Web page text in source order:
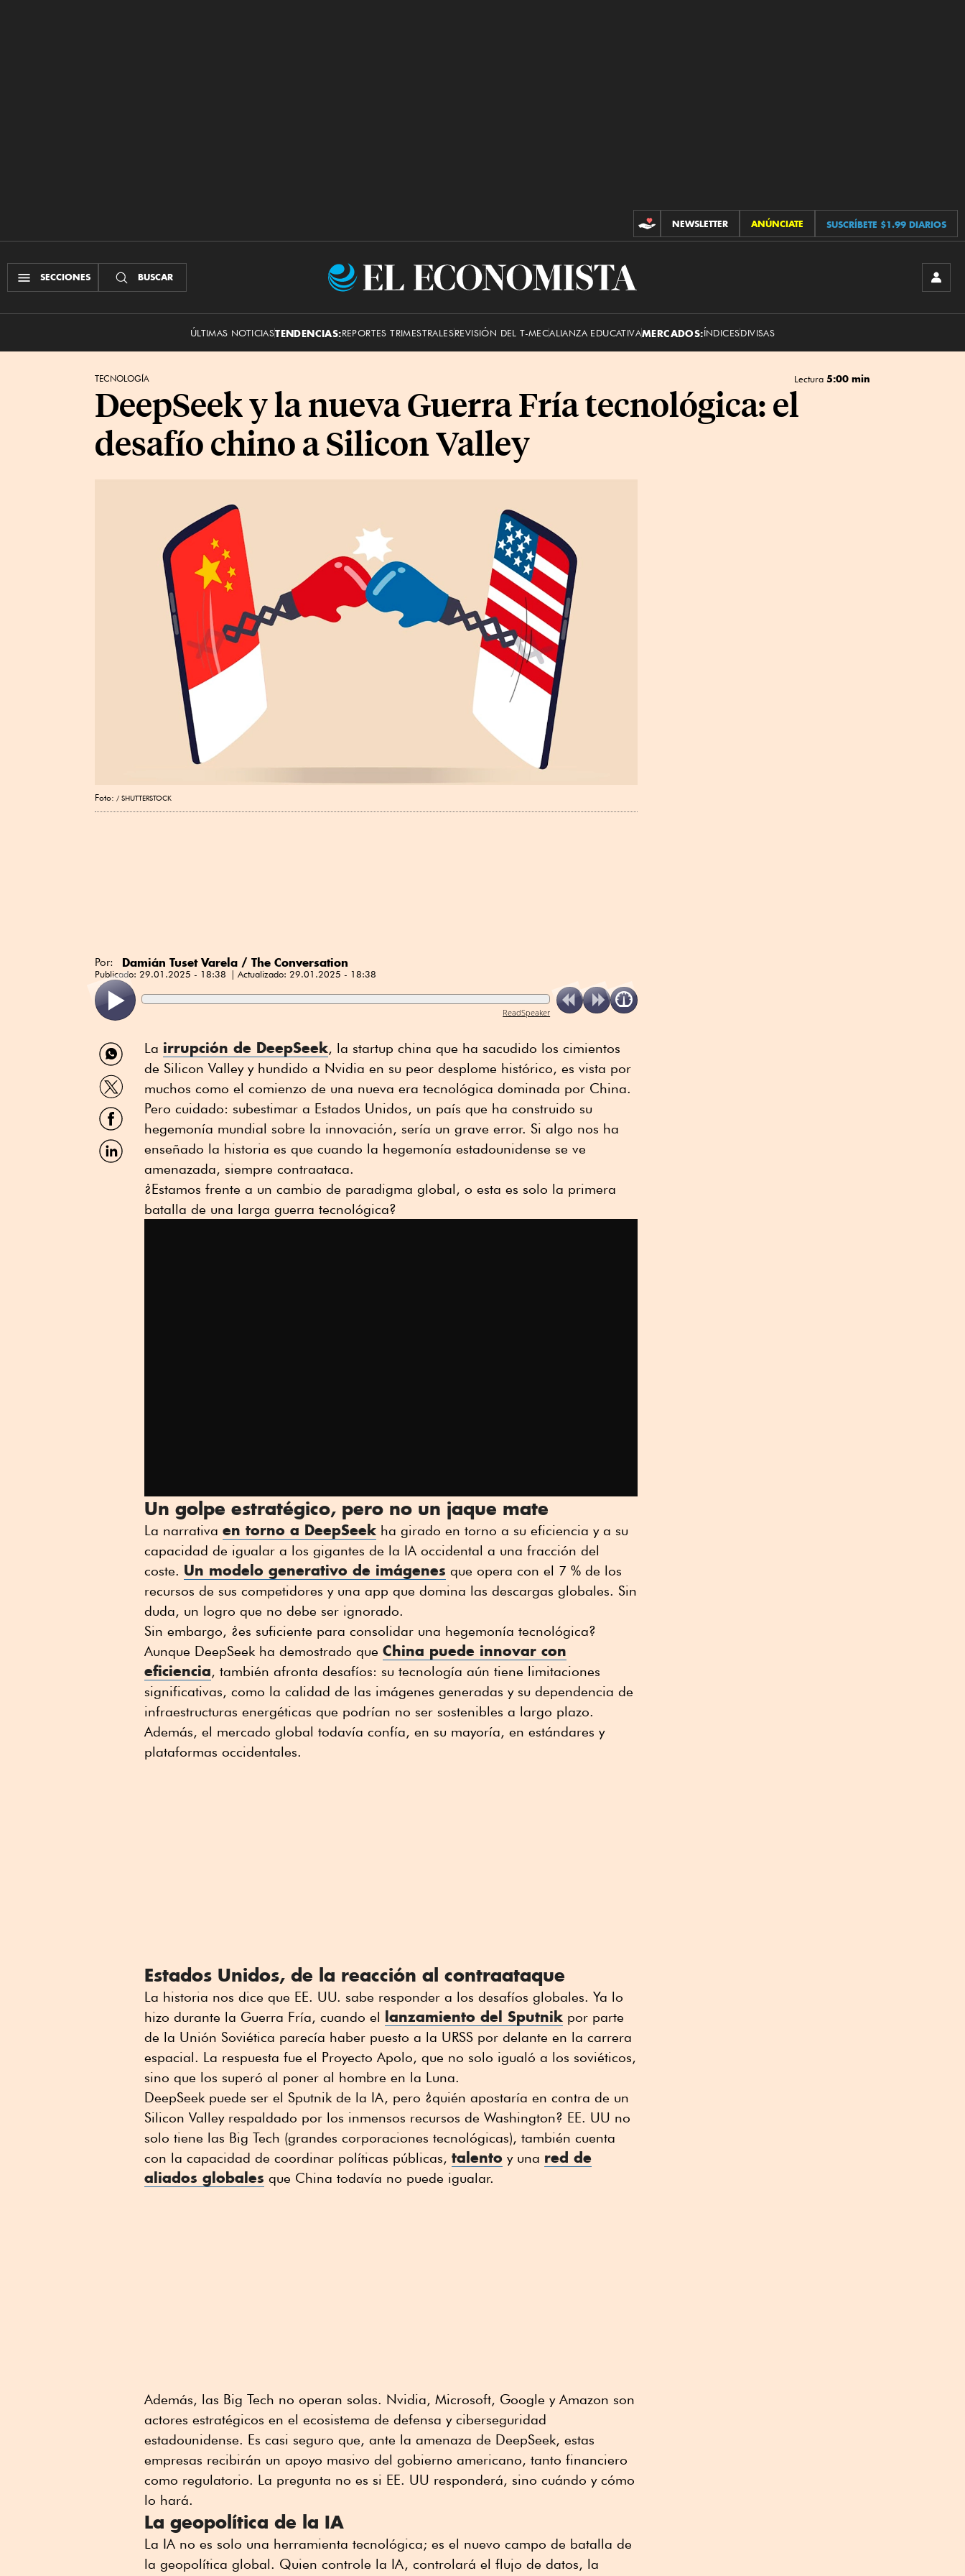
CONTRIBUCIONES
NEWSLETTER ANÚNCIATE SUSCRÍBETE $1.99 DIARIOS
SECCIONES BUSCAR
El
ÚLTIMAS NOTICIASTENDENCIAS:REPORTES TRIMESTRALESREVISIÓN DEL T-MECALIANZA EDUCATIVAMERCADOS:ÍNDICESDIVISAS
TECNOLOGÍA Lectura 5:00 min
DeepSeek y la nueva Guerra Fría tecnológica: el
desafío chino a Silicon Valley
Foto: SHUTTERSTOCK
Por: Damián Tuset Varela / The Conversation
Publicado: 29.01.2025 - 18:38 Actualizado: 29.01.2025 - 18:38
ReadSpeaker
Compartir
por
WhatsApp
Compartir
por
Twitter
Compartir
por
Facebook
Compartir
por
La irrupción de DeepSeek, la startup china que ha sacudido los cimientos
de Silicon Valley y hundido a Nvidia en su peor desplome histórico, es vista por
muchos como el comienzo de una nueva era tecnológica dominada por China.
Pero cuidado: subestimar a Estados Unidos, un país que ha construido su
hegemonía mundial sobre la innovación, sería un grave error. Si algo nos ha
enseñado la historia es que cuando la hegemonía estadounidense se ve
amenazada, siempre contraataca.
¿Estamos frente a un cambio de paradigma global, o esta es solo la primera
batalla de una larga guerra tecnológica?
Un golpe estratégico, pero no un jaque mate
La narrativa en torno a DeepSeek ha girado en torno a su eficiencia y a su
capacidad de igualar a los gigantes de la IA occidental a una fracción del
coste. Un modelo generativo de imágenes que opera con el 7 % de los
recursos de sus competidores y una app que domina las descargas globales. Sin
duda, un logro que no debe ser ignorado.
Sin embargo, ¿es suficiente para consolidar una hegemonía tecnológica?
Aunque DeepSeek ha demostrado que China puede innovar con
eficiencia, también afronta desafíos: su tecnología aún tiene limitaciones
significativas, como la calidad de las imágenes generadas y su dependencia de
infraestructuras energéticas que podrían no ser sostenibles a largo plazo.
Además, el mercado global todavía confía, en su mayoría, en estándares y
plataformas occidentales.
Estados Unidos, de la reacción al contraataque
La historia nos dice que EE. UU. sabe responder a los desafíos globales. Ya lo
hizo durante la Guerra Fría, cuando el
lanzamiento del Sputnik por parte
de la Unión Soviética parecía haber puesto a la URSS por delante en la carrera
espacial. La respuesta fue el Proyecto Apolo, que no solo igualó a los soviéticos,
sino que los superó al poner al hombre en la Luna.
DeepSeek puede ser el Sputnik de la IA, pero ¿quién apostaría en contra de un
Silicon Valley respaldado por los inmensos recursos de Washington? EE. UU no
solo tiene las Big Tech (grandes corporaciones tecnológicas), también cuenta
con la capacidad de coordinar políticas públicas, talento y una red de
aliados globales que China todavía no puede igualar.
Además, las Big Tech no operan solas. Nvidia, Microsoft, Google y Amazon son
actores estratégicos en el ecosistema de defensa y ciberseguridad
estadounidense. Es casi seguro que, ante la amenaza de DeepSeek, estas
empresas recibirán un apoyo masivo del gobierno americano, tanto financiero
como regulatorio. La pregunta no es si EE. UU responderá, sino cuándo y cómo
lo hará.
La geopolítica de la IA
La IA no es solo una herramienta tecnológica; es el nuevo campo de batalla de
la geopolítica global. Quien controle la IA, controlará el flujo de datos, la